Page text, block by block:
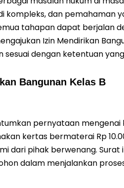
kompleks, dan
tahapan dapat berjalan
Izin Mendirikan
dengan ketentuan
Bangunan Kelas B
pernyataan mengenai
kertas bermaterai Rp
dari pihak berwenang. Surat
dalam menjalankan